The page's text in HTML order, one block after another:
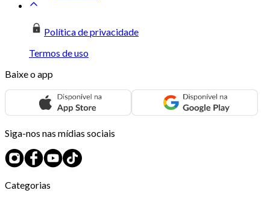
Política de privacidade
Termos de uso
Baixe o app
Siga-nos nas mídias sociais
Categorias